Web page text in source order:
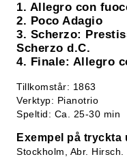
1. Allegro con
2. Poco Adagio
3. Scherzo:
Scherzo d.C.
4. Finale: Allegro
Tillkomstår: 1863
Verktyp: Pianotrio
Speltid: Ca. 25-30 min
Exempel på tryckta
Stockholm, Abr.